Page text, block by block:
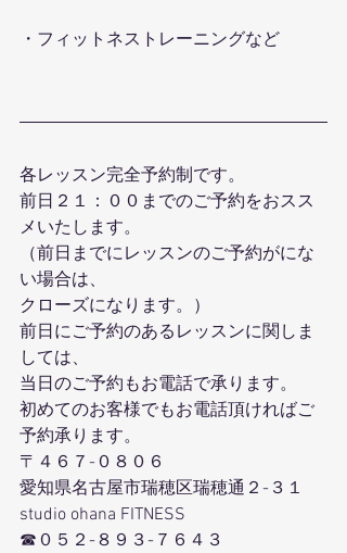
・フィットネストレーニングなど
各レッスン完全予約制です。
前日２１：００までのご予約をおスス
メいたします。
（前日までにレッスンのご予約がにな
い場合は、
クローズになります。）
前日にご予約のあるレッスンに関しま
しては、
当日のご予約もお電話で承ります。
初めてのお客様でもお電話頂ければご
予約承ります。
〒４６７-０８０６
愛知県名古屋市瑞穂区瑞穂通２-３１
studio ohana FITNESS
☎０５２-８９３-７６４３